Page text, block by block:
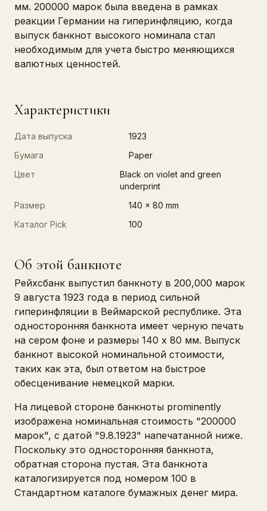
мм. 200000 марок была введена в рамках
реакции Германии на гиперинфляцию, когда
выпуск банкнот высокого номинала стал
необходимым для учета быстро меняющихся
валютных ценностей.
Характеристики
Дата выпуска
1923
Бумага
Paper
Цвет
Black on violet and green
underprint
Размер
140 x 80 mm
Каталог Pick
100
Об этой банкноте
Рейхсбанк выпустил банкноту в 200,000 марок
9 августа 1923 года в период сильной
гиперинфляции в Веймарской республике. Эта
односторонняя банкнота имеет черную печать
на сером фоне и размеры 140 x 80 мм. Выпуск
банкнот высокой номинальной стоимости,
таких как эта, был ответом на быстрое
обесценивание немецкой марки.
На лицевой стороне банкноты prominently
изображена номинальная стоимость "200000
марок", с датой "9.8.1923" напечатанной ниже.
Поскольку это односторонняя банкнота,
обратная сторона пустая. Эта банкнота
каталогизируется под номером 100 в
Стандартном каталоге бумажных денег мира.